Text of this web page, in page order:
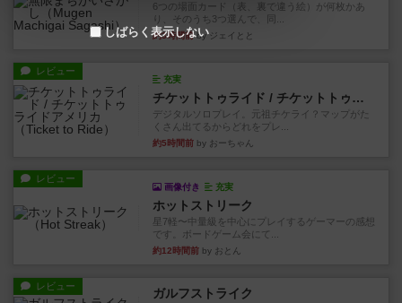
6つの場面カード（表、裏で違う絵）が何枚かあ
り、そのうち3つ選んで、同...
約3時間前by ジェイとと
レビュー
充実
チケットトゥライド / チケットトゥライドアメリカ
デジタルソロプレイ。元祖チケライ？マップがた
くさん出てるからどれをプレ...
約5時間前 by おーちゃん
レビュー
画像付き 充実
ホットストリーク
星7軽〜中量級を中心にプレイするゲーマーの感想
です。ボードゲーム会にて...
約12時間前 by おとん
レビュー ガルフストライク
しばらく表示しない